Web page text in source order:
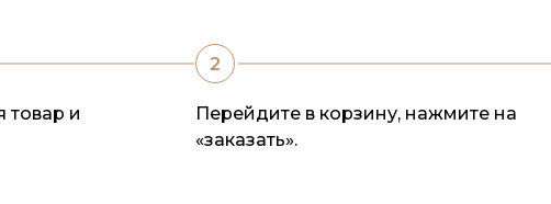
товар и
Перейдите в корзину, нажмите на
«заказать».